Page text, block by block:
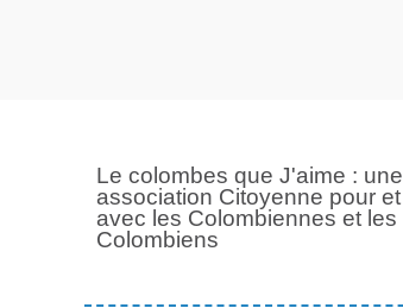
Le colombes que J'aime : une
association Citoyenne pour et
avec les Colombiennes et les
Colombiens